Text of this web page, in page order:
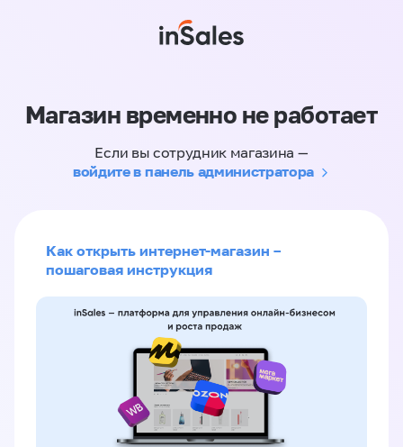
Магазин временно не работает
Если вы сотрудник магазина —
войдите в панель администратора
Как открыть интернет-магазин –
пошаговая инструкция